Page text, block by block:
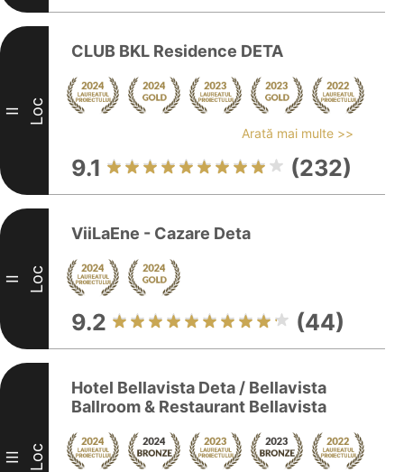
II Loc
CLUB BKL Residence DETA
Arată mai multe >>
9.1 (232)
II Loc
ViiLaEne - Cazare Deta
9.2 (44)
III Loc
Hotel Bellavista Deta / Bellavista
Ballroom & Restaurant Bellavista